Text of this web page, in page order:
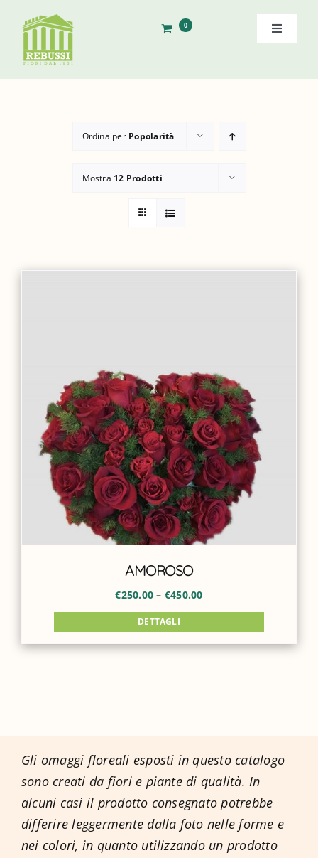
contenuto
0
Toggle
Ordina per Popolarità
Mostra 12 Prodotti
AMOROSO
€250.00 – €450.00
DETTAGLI
Gli omaggi floreali esposti in questo catalogo
sono creati da fiori e piante di qualità. In
alcuni casi il prodotto consegnato potrebbe
differire leggermente dalla foto nelle forme e
nei colori, in quanto utilizzando un prodotto